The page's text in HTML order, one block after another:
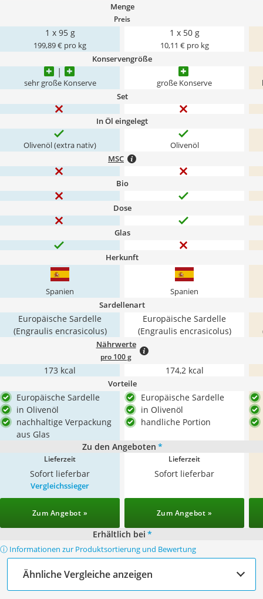
Menge
Preis
1 x 95 g
199,89 € pro kg
1 x 50 g
10,11 € pro kg
Konservengröße
sehr große Konserve große Konserve
Set
In Öl eingelegt
Olivenöl (extra nativ) Olivenöl
MSC
Bio
Dose
Glas
Herkunft
Spanien Spanien
Sardellenart
Europäische Sardelle
(Engraulis encrasicolus)
Europäische Sardelle
(Engraulis encrasicolus)
Nährwerte
pro 100 g
173 kcal 174,2 kcal
Vorteile
Europäische Sardelle
in Olivenöl
nachhaltige Verpackung
aus Glas
Europäische Sardelle
in Olivenöl
handliche Portion
Zu den Angeboten *
Lieferzeit
Sofort lieferbar
Lieferzeit
Sofort lieferbar
Vergleichssieger
Zum Angebot » Zum Angebot »
Erhältlich bei *
ⓘ Informationen zur Produktsortierung und Bewertung
Ähnliche Vergleiche anzeigen